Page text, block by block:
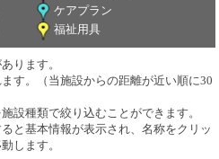
ケアプラン
福祉用具
ります。
す。（当施設からの距離が近い順に30
設種類で絞り込むことができます。
と基本情報が表示され、名称をクリッ
します。